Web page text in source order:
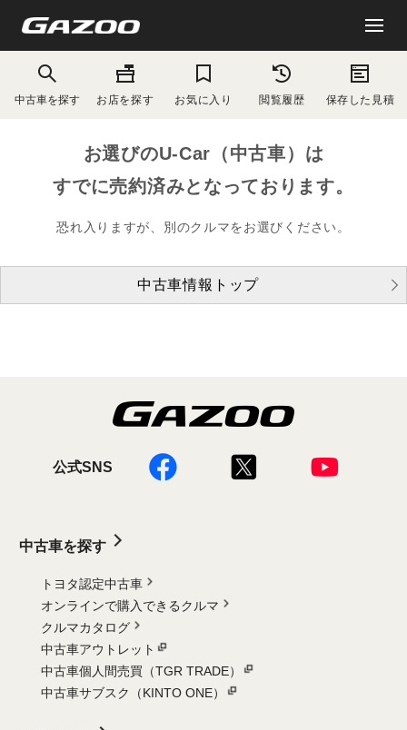
中古車を探す お店を探す お気に入り 閲覧履歴 保存した見積
お選びのU-Car（中古車）は
すでに売約済みとなっております。
恐れ入りますが、別のクルマをお選びください。
中古車情報トップ
公式SNS
中古車を探す
トヨタ認定中古車
オンラインで購入できるクルマ
クルマカタログ
中古車アウトレット
中古車個人間売買（TGR TRADE）
中古車サブスク（KINTO ONE）